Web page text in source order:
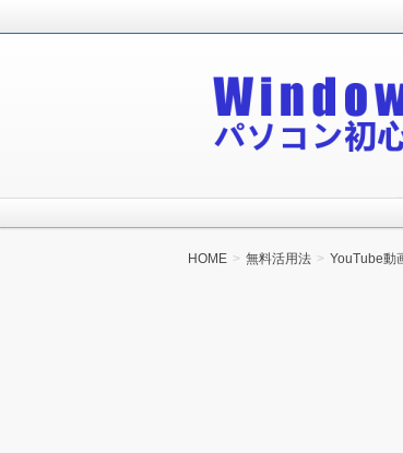
Windowsパソ
HOME 無料活用法 YouTube動